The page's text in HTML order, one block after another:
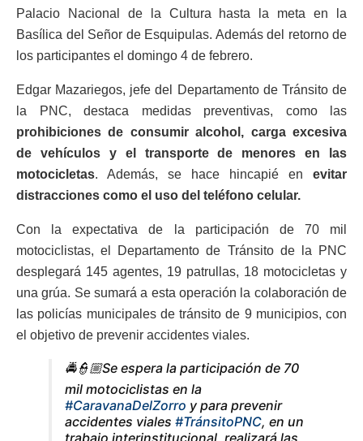
Palacio Nacional de la Cultura hasta la meta en la
Basílica del Señor de Esquipulas. Además del retorno de
los participantes el domingo 4 de febrero.
Edgar Mazariegos, jefe del Departamento de Tránsito de
la PNC, destaca medidas preventivas, como las
prohibiciones de consumir alcohol, carga excesiva
de vehículos y el transporte de menores en las
motocicletas. Además, se hace hincapié en evitar
distracciones como el uso del teléfono celular.
Con la expectativa de la participación de 70 mil
motociclistas, el Departamento de Tránsito de la PNC
desplegará 145 agentes, 19 patrullas, 18 motocicletas y
una grúa. Se sumará a esta operación la colaboración de
las policías municipales de tránsito de 9 municipios, con
el objetivo de prevenir accidentes viales.
🚔👮🏼Se espera la participación de 70
mil motociclistas en la
#CaravanaDelZorro y para prevenir
accidentes viales #TránsitoPNC, en un
trabajo interinstitucional, realizará las